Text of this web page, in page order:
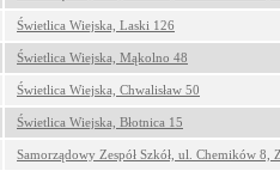
Świetlica Wiejska, Laski 126
Świetlica Wiejska, Mąkolno 48
Świetlica Wiejska, Chwalisław 50
Świetlica Wiejska, Błotnica 15
Samorządowy Zespół Szkół, ul. Chemików 8,